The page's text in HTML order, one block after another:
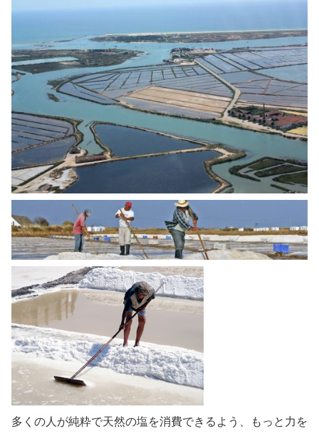
多くの人が純粋で天然の塩を消費できるよう、もっと力を